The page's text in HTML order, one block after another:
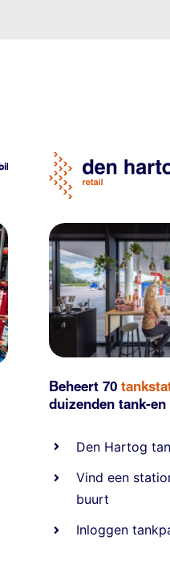
Beheert 70
duizendentank-en
Den Hartog
Vind een
buurt
Inloggen